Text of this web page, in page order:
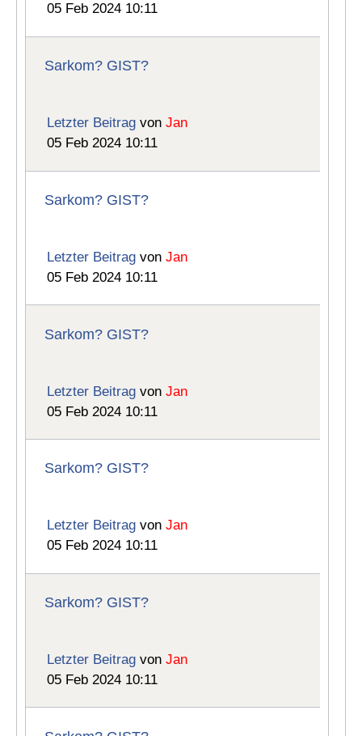
05 Feb 2024 10:11
Sarkom? GIST?
Letzter Beitrag vonJan
05 Feb 2024 10:11
Sarkom? GIST?
Letzter Beitrag vonJan
05 Feb 2024 10:11
Sarkom? GIST?
Letzter Beitrag vonJan
05 Feb 2024 10:11
Sarkom? GIST?
Letzter Beitrag vonJan
05 Feb 2024 10:11
Sarkom? GIST?
Letzter Beitrag vonJan
05 Feb 2024 10:11